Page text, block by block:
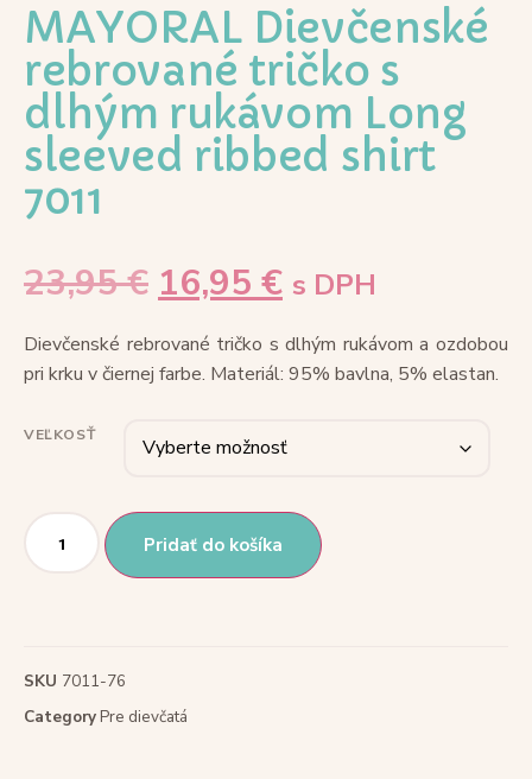
MAYORAL Dievčenské
rebrované tričko s
dlhým rukávom Long
sleeved ribbed shirt
7011
23,95€ 16,95 € s DPH
Dievčenské rebrované tričko s dlhým rukávom a ozdobou
pri krku v čiernej farbe. Materiál: 95% bavlna, 5% elastan.
VEĽKOSŤ
Pridať do košíka
SKU 7011-76
CategoryPre dievčatá